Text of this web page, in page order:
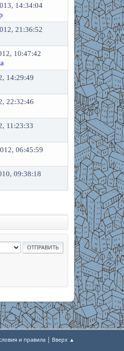
14:34:04
21:36:52
10:47:42
14:29:49
22:32:46
11:23:33
06:45:59
09:38:18
и правила | Вверх ▲